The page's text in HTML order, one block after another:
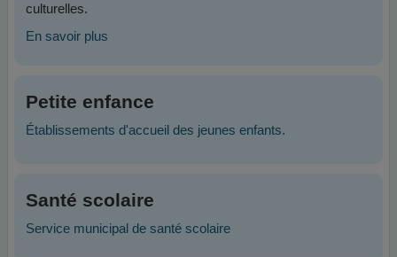
culturelles.
En savoir plus
Petite enfance
Établissements d'accueil des jeunes enfants.
Santé scolaire
Service municipal de santé scolaire